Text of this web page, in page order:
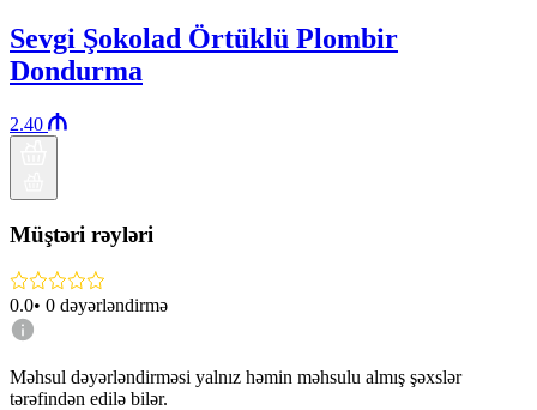
Sevgi Şokolad Örtüklü Plombir
Dondurma
2.40
Müştəri rəyləri
0.0• 0 dəyərləndirmə
Məhsul dəyərləndirməsi yalnız həmin məhsulu almış şəxslər
tərəfindən edilə bilər.